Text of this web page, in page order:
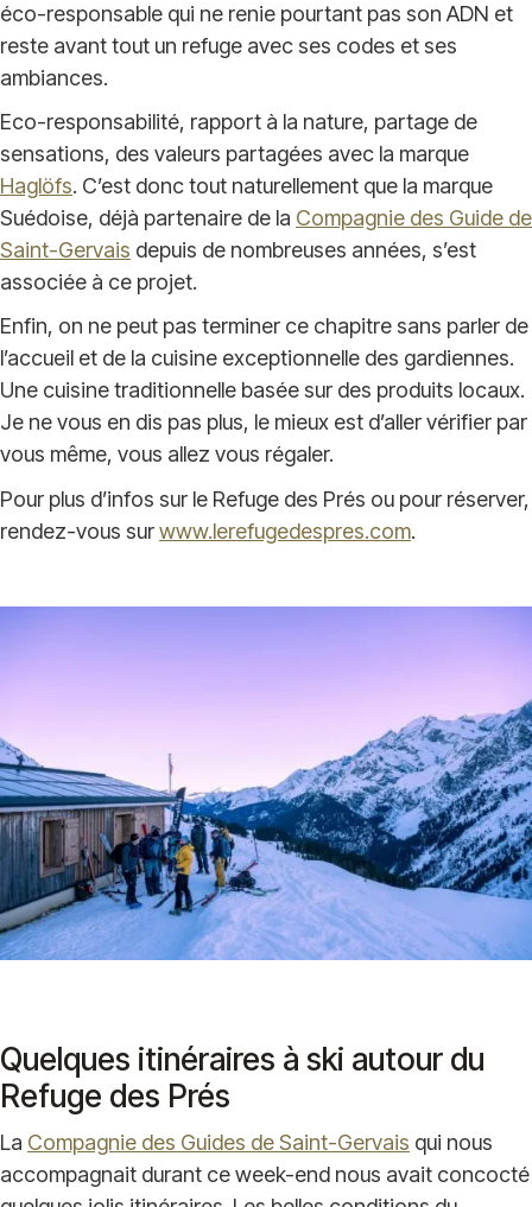
éco-responsable qui ne renie pourtant pas son ADN et
reste avant tout un refuge avec ses codes et ses
ambiances.
Eco-responsabilité, rapport à la nature, partage de
sensations, des valeurs partagées avec la marque
Haglöfs. C’est donc tout naturellement que la marque
Suédoise, déjà partenaire de la Compagnie des Guide de
Saint-Gervais depuis de nombreuses années, s’est
associée à ce projet.
Enfin, on ne peut pas terminer ce chapitre sans parler de
l’accueil et de la cuisine exceptionnelle des gardiennes.
Une cuisine traditionnelle basée sur des produits locaux.
Je ne vous en dis pas plus, le mieux est d’aller vérifier par
vous même, vous allez vous régaler.
Pour plus d’infos sur le Refuge des Prés ou pour réserver,
rendez-vous surwww.lerefugedespres.com.
Quelques itinéraires à ski autour du
Refuge des Prés
La Compagnie des Guides de Saint-Gervais qui nous
accompagnait durant ce week-end nous avait concocté